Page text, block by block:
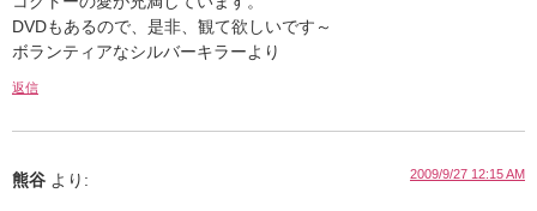
DVDもあるので、是非、観て欲しいです～
ボランティアなシルバーキラーより
返信
熊谷 より: 2009/9/27 12:15 AM